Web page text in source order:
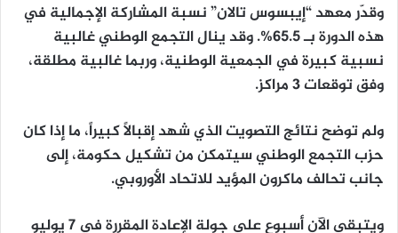
وقدّر معهد “إيبسوس تالان” نسبة المشاركة الإجمالية في
هذه الدورة بـ 65.5%. وقد ينال التجمع الوطني غالبية
نسبية كبيرة في الجمعية الوطنية، وربما غالبية مطلقة،
وفق توقعات 3 مراكز.
ولم توضح نتائج التصويت الذي شهد إقبالاً كبيراً، ما إذا كان
حزب التجمع الوطني سيتمكن من تشكيل حكومة، إلى
جانب تحالف ماكرون المؤيد للاتحاد الأوروبي.
ويتبقى الآن أسبوع على جولة الإعادة المقررة في 7 يوليو